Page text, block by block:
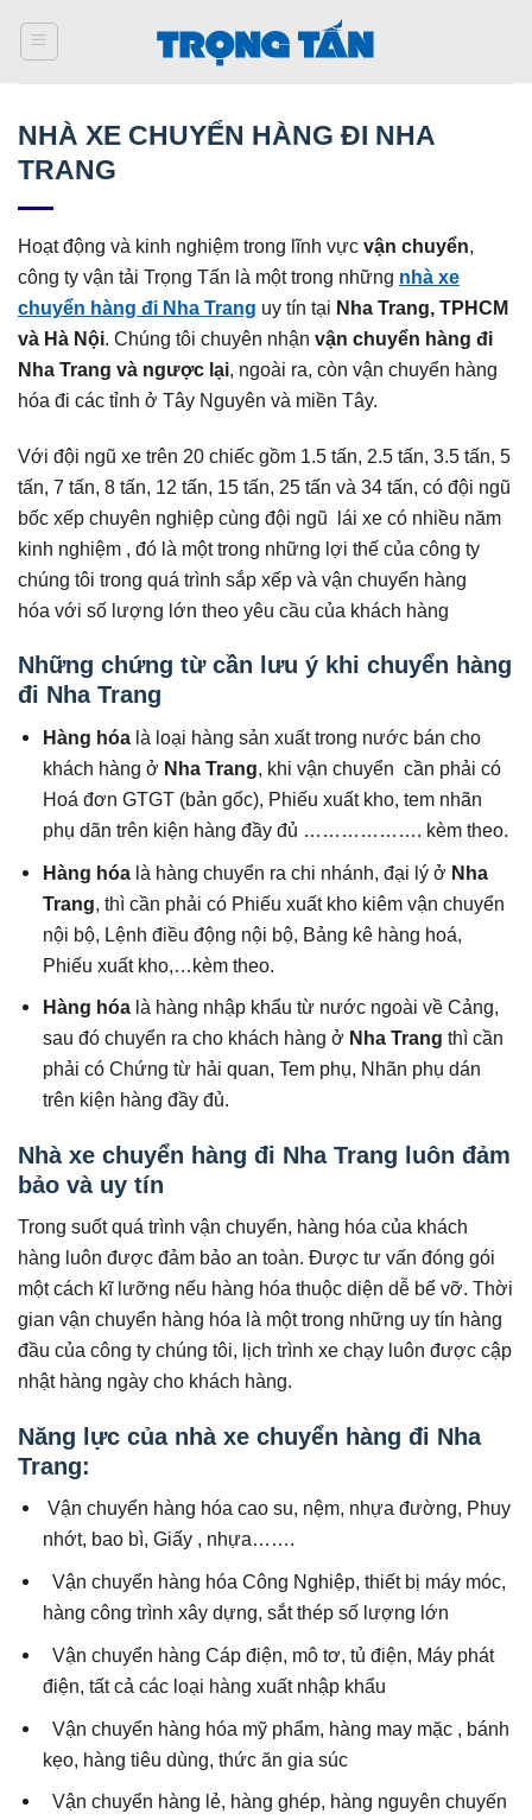
qua
NHÀ XE CHUYỂN HÀNG ĐI NHA
TRANG
Hoạt động và kinh nghiệm trong lĩnh vực vận chuyển,
công ty vận tải Trọng Tấn là một trong những nhà xe
chuyển hàng đi Nha Trang uy tín tại Nha Trang, TPHCM
và Hà Nội. Chúng tôi chuyên nhận vận chuyển hàng đi
Nha Trang và ngược lại, ngoài ra, còn vận chuyển hàng
hóa đi các tỉnh ở Tây Nguyên và miền Tây.
Với đội ngũ xe trên 20 chiếc gồm 1.5 tấn, 2.5 tấn, 3.5 tấn, 5
tấn, 7 tấn, 8 tấn, 12 tấn, 15 tấn, 25 tấn và 34 tấn, có đội ngũ
bốc xếp chuyên nghiệp cùng đội ngũ lái xe có nhiều năm
kinh nghiệm , đó là một trong những lợi thế của công ty
chúng tôi trong quá trình sắp xếp và vận chuyển hàng
hóa với số lượng lớn theo yêu cầu của khách hàng
Những chứng từ cần lưu ý khi chuyển hàng
đi Nha Trang
Hàng hóa là loại hàng sản xuất trong nước bán cho
khách hàng ở Nha Trang, khi vận chuyển cần phải có
Hoá đơn GTGT (bản gốc), Phiếu xuất kho, tem nhãn
phụ dãn trên kiện hàng đầy đủ ………………. kèm theo.
Hàng hóa là hàng chuyển ra chi nhánh, đại lý ở Nha
Trang , thì cần phải có Phiếu xuất kho kiêm vận chuyển
nội bộ, Lệnh điều động nội bộ, Bảng kê hàng hoá,
Phiếu xuất kho,…kèm theo.
Hàng hóa là hàng nhập khẩu từ nước ngoài về Cảng,
sau đó chuyển ra cho khách hàng ở Nha Trangthì cần
phải có Chứng từ hải quan, Tem phụ, Nhãn phụ dán
trên kiện hàng đầy đủ.
Nhà xe chuyển hàng đi Nha Trang luôn đảm
bảo và uy tín
Trong suốt quá trình vận chuyển, hàng hóa của khách
hàng luôn được đảm bảo an toàn. Được tư vấn đóng gói
một cách kĩ lưỡng nếu hàng hóa thuộc diện dễ bể vỡ. Thời
gian vận chuyển hàng hóa là một trong những uy tín hàng
đầu của công ty chúng tôi, lịch trình xe chạy luôn được cập
nhật hàng ngày cho khách hàng.
Năng lực của nhà xe chuyển hàng đi Nha
Trang:
Vận chuyển hàng hóa cao su, nệm, nhựa đường, Phuy
nhớt, bao bì, Giấy , nhựa…….
Vận chuyển hàng hóa Công Nghiệp, thiết bị máy móc,
hàng công trình xây dựng, sắt thép số lượng lớn
Vận chuyển hàng Cáp điện, mô tơ, tủ điện, Máy phát
điện, tất cả các loại hàng xuất nhập khẩu
Vận chuyển hàng hóa mỹ phẩm, hàng may mặc , bánh
kẹo, hàng tiêu dùng, thức ăn gia súc
Vận chuyển hàng lẻ, hàng ghép, hàng nguyên chuyến